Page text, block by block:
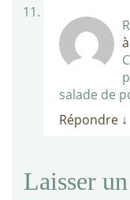
salade de
Répondre ↓
Laisser